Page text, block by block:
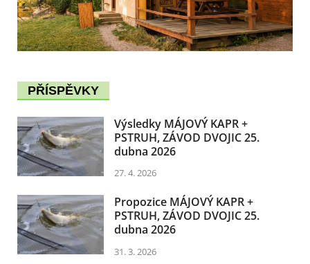
PŘÍSPĚVKY
Výsledky MÁJOVÝ KAPR +
PSTRUH, ZÁVOD DVOJIC 25.
dubna 2026
27. 4. 2026
Propozice MÁJOVÝ KAPR +
PSTRUH, ZÁVOD DVOJIC 25.
dubna 2026
31. 3. 2026